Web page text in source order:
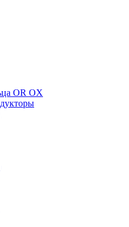
OR OX